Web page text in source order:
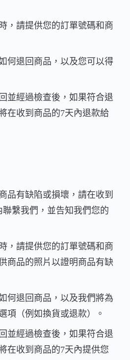
，請提供您的訂單號碼和商
何退回商品，以及您可以得
並經過檢查後，如果符合退
在收到商品的7天內退款給
品有缺陷或損壞，請在收到
聯繫我們，並告知我們您的
，請提供您的訂單號碼和商
商品的照片以證明商品有缺
何退回商品，以及我們將為
項（例如換貨或退款）。
並經過檢查後，如果符合退
在收到商品的7天內提供您